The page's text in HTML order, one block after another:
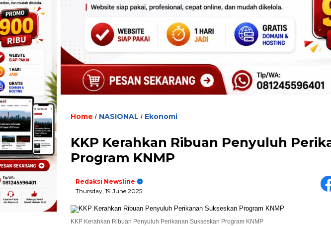
Home / NASIONAL / Ekonomi
KKP Kerahkan Ribuan Penyuluh
Program KNMP
Redaksi Newsline
Thursday, 19 June 2025
KKP Kerahkan Ribuan Penyuluh Perikanan Sukseskan Program KNMP